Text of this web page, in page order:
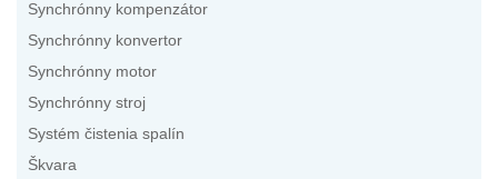
Synchrónny kompenzátor
Synchrónny konvertor
Synchrónny motor
Synchrónny stroj
Systém čistenia spalín
Škvara